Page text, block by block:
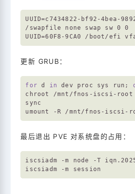
UUID=c7434822-bf92-4bea-
/swapfile none swap sw 0 0
更新 GRUB：
for d in dev proc sys run;
chroot /mnt/fnos-iscsi-
sync
最后退出 PVE 对系统盘的占用：
iscsiadm -m node -T